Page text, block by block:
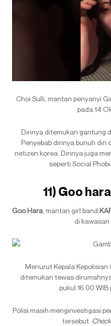
Choi Sulli, mantan penyanyi
pada 14
Dirinya ditemukan gantung
Penyebab dirinya bunuh diri
netizen korea. Dirinya juga
seperti Social
11) Goo
Goo Hara, mantan girl band
di kawasan
Menurut Kepala Kepolisian
ditemukan tewas
pukul 16:00 WIB
Polisi masih menginvestigasi
tersebut.